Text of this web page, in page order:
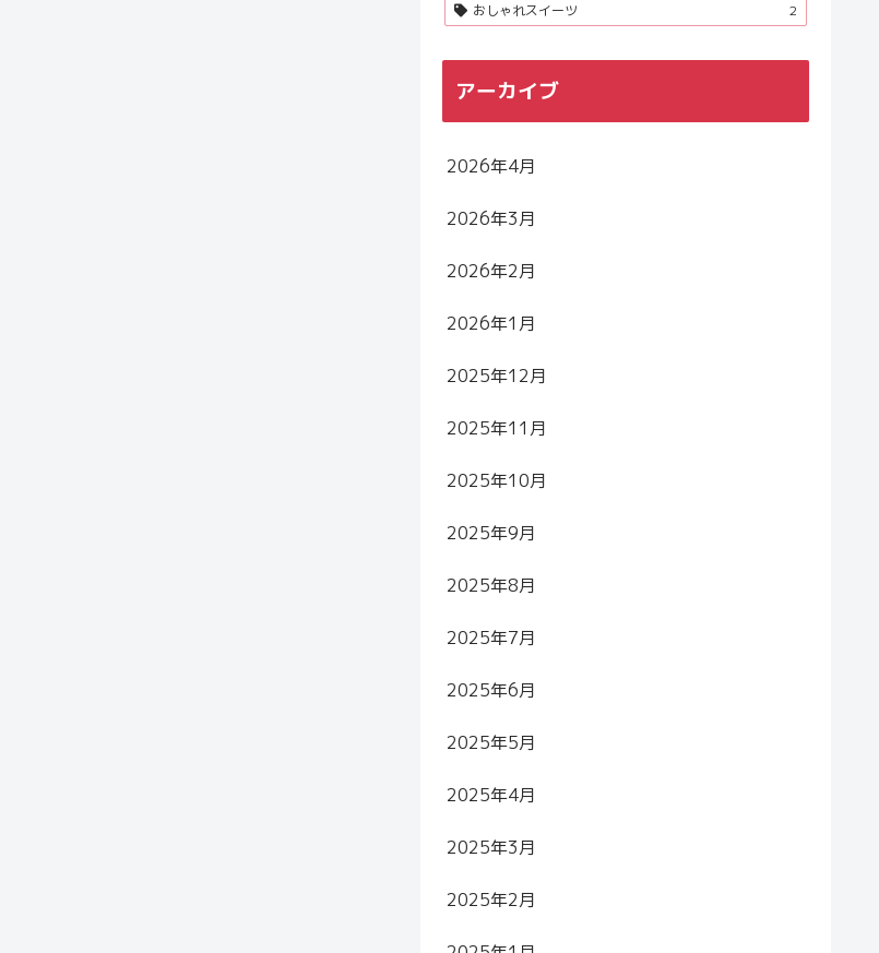
おしゃれスイーツ
2
アーカイブ
2026年4月
2026年3月
2026年2月
2026年1月
2025年12月
2025年11月
2025年10月
2025年9月
2025年8月
2025年7月
2025年6月
2025年5月
2025年4月
2025年3月
2025年2月